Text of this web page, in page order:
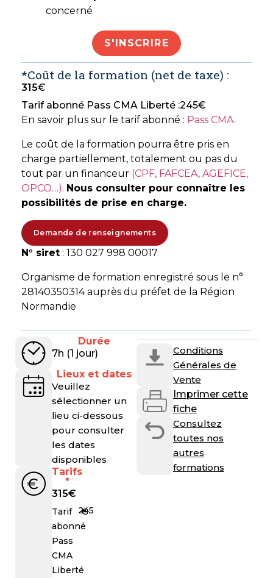
concerné
S'INSCRIRE
*Coût de la formation (net de taxe) :
315€
Tarif abonné Pass CMA Liberté :245€
En savoir plus sur le tarif abonné : Pass CMA.
Le coût de la formation pourra être pris en
charge partiellement, totalement ou pas du
tout par un financeur (CPF, FAFCEA, AGEFICE,
OPCO…). Nous consulter pour connaître les
possibilités de prise en charge.
Demande de renseignements
N° siret : 130 027 998 00017
Organisme de formation enregistré sous le n°
28140350314 auprès du préfet de la Région
Normandie
Durée
7h (1 jour)
Lieux et dates
Veuillez
sélectionner un
lieu ci-dessous
pour consulter
les dates
disponibles
Tarifs
*
315€
Tarif
abonné
Pass
CMA
Liberté
245
€
Conditions
Générales de
Vente
Imprimer cette
fiche
Consultez
toutes nos
autres
formations